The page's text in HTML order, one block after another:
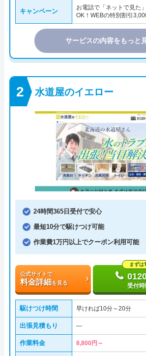
キャンペーン
お電話で「ネットで見た
OK！WEBの特別割引
サービスの内容をもっと
水道屋のイエロー
24時間365日受付で安心
最短10分で駆けつけ可能
作業費1万円以上でクーポン利用可能
公式サイトで
料金詳細を見る
まずは
受付
駆けつけ時間 早ければ10分～20分
出張見積もり ―
作業料金 8,800円～